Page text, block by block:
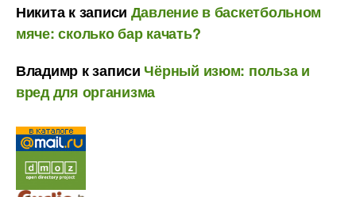
Никитак записи Давление в баскетбольном
мяче: сколько бар качать?
Владимр к записи Чёрный изюм: польза и
вред для организма